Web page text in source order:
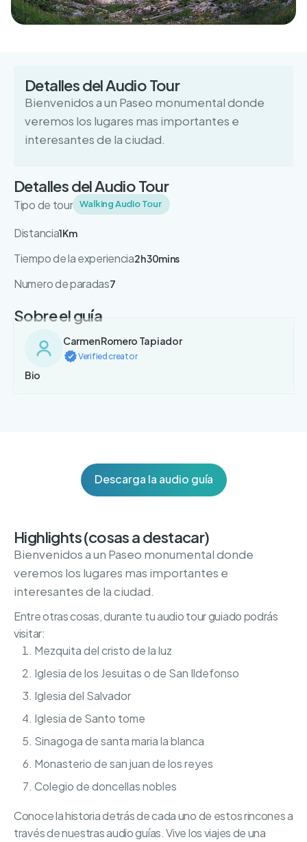
Detalles del Audio Tour
Bienvenidos a un Paseo monumental donde
veremos los lugares mas importantes e
interesantes de la ciudad.
Detalles del Audio Tour
Tipo de tour Walking Audio Tour
Distancia1Km
Tiempo de la experiencia2h 30mins
Numero de paradas7
Sobre el guía
Carmen Romero Tapiador
Verified creator
Bio
Descarga la audio guía
Highlights (cosas a destacar)
Bienvenidos a un Paseo monumental donde
veremos los lugares mas importantes e
interesantes de la ciudad.
Entre otras cosas, durante tu audio tour guiado podrás
visitar:
Mezquita del cristo de la luz
Iglesia de los Jesuitas o de San Ildefonso
Iglesia del Salvador
Iglesia de Santo tome
Sinagoga de santa maria la blanca
Monasterio de san juan de los reyes
Colegio de doncellas nobles
Conoce la historia detrás de cada uno de estos rincones a
través de nuestras audio guías. Vive los viajes de una